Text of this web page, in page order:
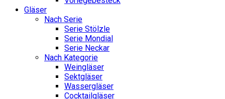
Gläser
Nach Serie
Serie Stölzle
Serie Mondial
Serie Neckar
Nach Kategorie
Weingläser
Sektgläser
Wassergläser
Cocktailgläser